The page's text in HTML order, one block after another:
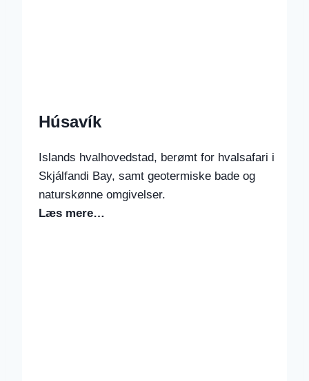
Húsavík
Islands hvalhovedstad, berømt for hvalsafari i
Skjálfandi Bay, samt geotermiske bade og
naturskønne omgivelser.
Læs mere…